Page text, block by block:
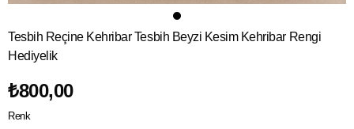
Tesbih Reçine Kehribar Tesbih Beyzi Kesim Kehribar Rengi
Hediyelik
₺800,00
Renk